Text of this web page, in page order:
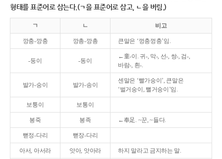
형태를 표준어로 삼는다.(ㄱ을 표준어로 삼고, ㄴ을 버림.)
ㄱ ㄴ 비고
깡충-깡충 깡총-깡총 큰말은 ‘껑충껑충’임.
-둥이 -동이
←童-이. 귀-, 막-, 선-, 쌍-, 검-,
바람-, 흰-.
발가-숭이 발가-송이
센말은 ‘빨가숭이’, 큰말은
‘벌거숭이, 뻘거숭이’임.
보퉁이 보통이
봉죽 봉족 ←奉足. ~꾼, ~들다.
뻗정-다리 뻗장-다리
아서, 아서라 앗아, 앗아라 하지 말라고 금지하는 말.